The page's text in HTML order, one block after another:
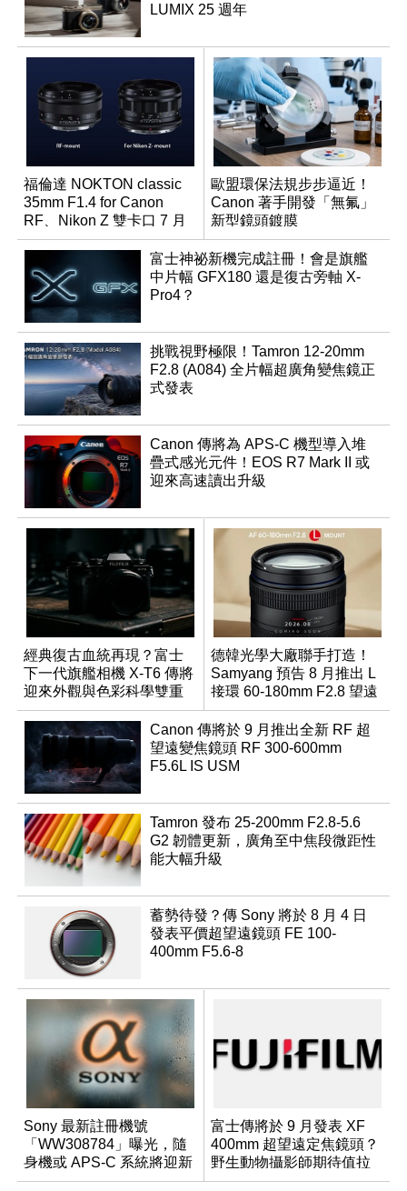
LUMIX 25 週年
福倫達 NOKTON classic
35mm F1.4 for Canon
RF、Nikon Z 雙卡口 7 月
同步登台
歐盟環保法規步步逼近！
Canon 著手開發「無氟」
新型鏡頭鍍膜
富士神祕新機完成註冊！會是旗艦
中片幅 GFX180 還是復古旁軸 X-
Pro4？
挑戰視野極限！Tamron 12-20mm
F2.8 (A084) 全片幅超廣角變焦鏡正
式發表
Canon 傳將為 APS-C 機型導入堆
疊式感光元件！EOS R7 Mark II 或
迎來高速讀出升級
經典復古血統再現？富士
下一代旗艦相機 X-T6 傳將
迎來外觀與色彩科學雙重
優化
德韓光學大廠聯手打造！
Samyang 預告 8 月推出 L
接環 60-180mm F2.8 望遠
變焦鏡
Canon 傳將於 9 月推出全新 RF 超
望遠變焦鏡頭 RF 300-600mm
F5.6L IS USM
Tamron 發布 25-200mm F2.8-5.6
G2 韌體更新，廣角至中焦段微距性
能大幅升級
蓄勢待發？傳 Sony 將於 8 月 4 日
發表平價超望遠鏡頭 FE 100-
400mm F5.6-8
Sony 最新註冊機號
「WW308784」曝光，隨
身機或 APS-C 系統將迎新
成員？
富士傳將於 9 月發表 XF
400mm 超望遠定焦鏡頭？
野生動物攝影師期待值拉
滿